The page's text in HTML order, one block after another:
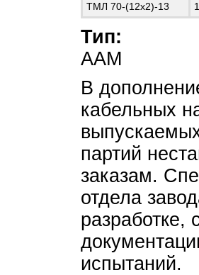
ТМЛ 70-(12х2)-13
Тип:
ААМ
В
кабельных
партий
заказам.
отдела
разработке,
испытаний.